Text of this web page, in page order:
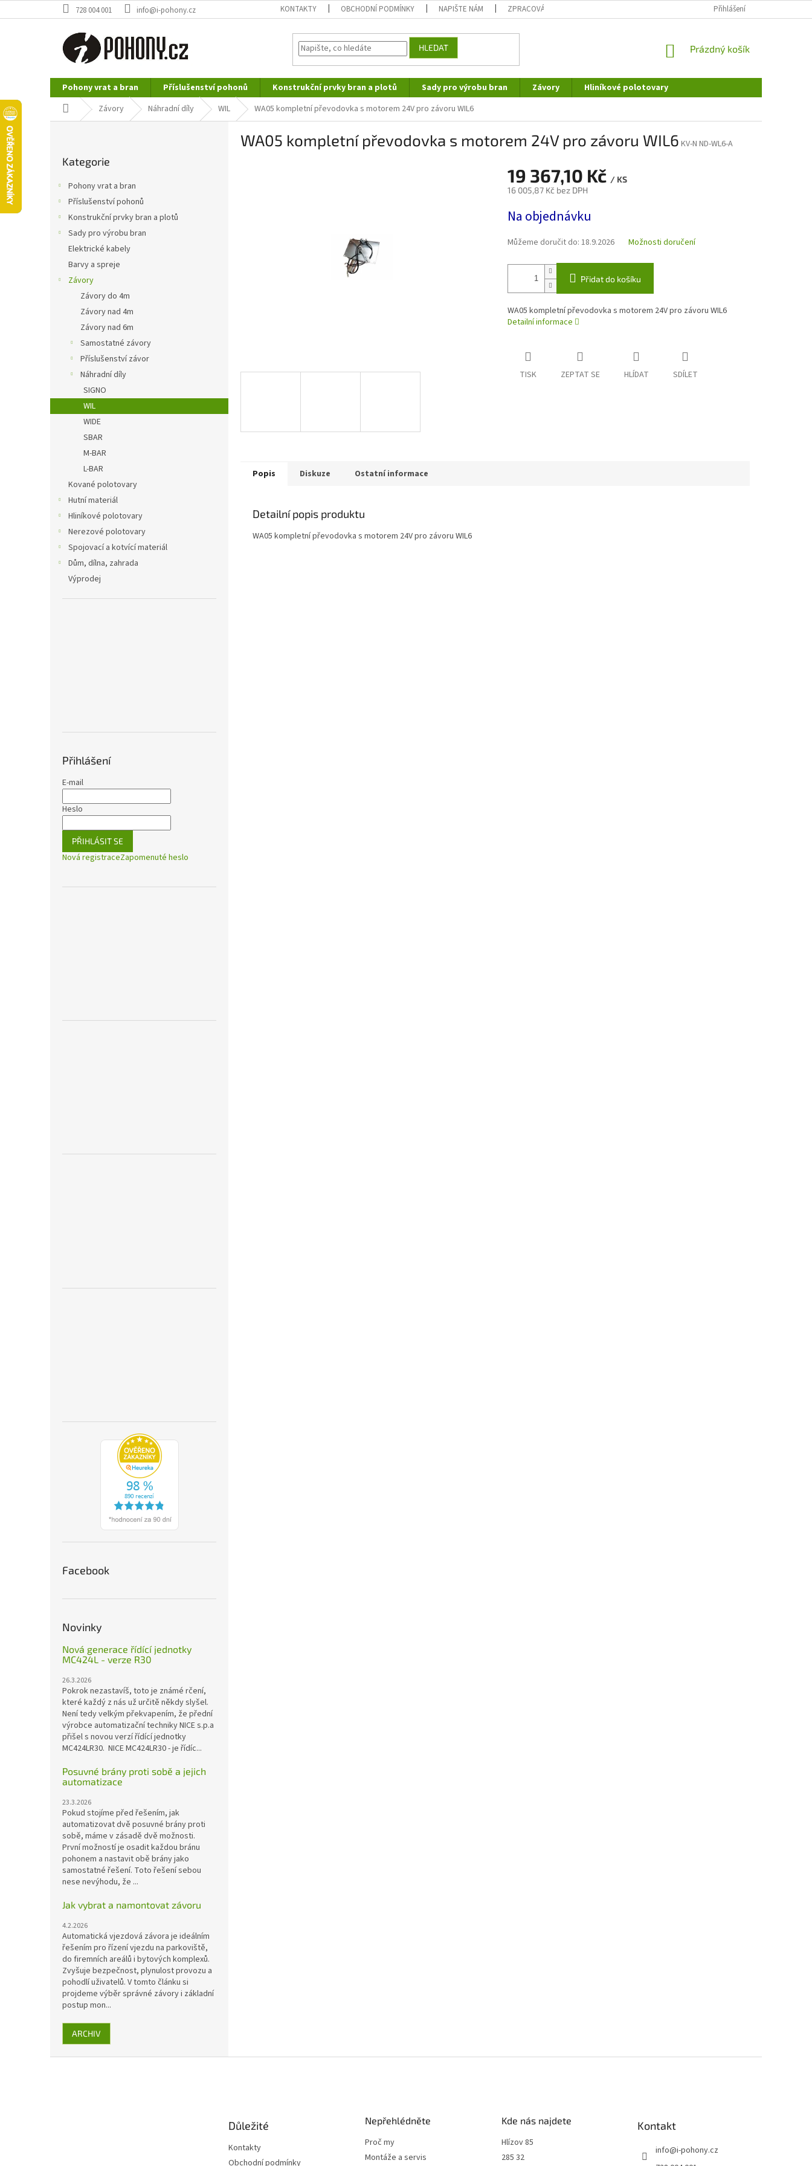
na
728 004 001 info@i-pohony.cz KONTAKTY OBCHODNÍ PODMÍNKY NAPIŠTE NÁM ZPRACOVÁNÍ OSOBNÍCH ÚDAJŮ REKLAMAČNÍ ŘÁD
Přihlášení
HLEDAT
NÁKUPNÍ
Prázdný košík
Pohony vrat a bran Příslušenství pohonů Konstrukční prvky bran a plotů Sady pro výrobu bran Závory
Hliníkové polotovary
Nerezové polotovary
Hutní materiál
Domů Závory Náhradní díly WIL WA05 kompletní převodovka s motorem 24V pro závoru WIL6
kategorie
Kategorie
Pohony vrat a bran
Příslušenství pohonů
Konstrukční prvky bran a plotů
Sady pro výrobu bran
Elektrické kabely
Barvy a spreje
Závory
Závory do 4m
Závory nad 4m
Závory nad 6m
Samostatné závory
Příslušenství závor
Náhradní díly
SIGNO
WIL
WIDE
SBAR
M-BAR
L-BAR
Kované polotovary
Hutní materiál
Hliníkové polotovary
Nerezové polotovary
Spojovací a kotvící materiál
Dům, dílna, zahrada
Výprodej
Přihlášení
E-mail
Heslo
PŘIHLÁSIT SE
Nová registraceZapomenuté heslo
Facebook
Novinky
Nová generace řídící jednotky
MC424L - verze R30
26.3.2026
Pokrok nezastavíš, toto je známé rčení,
které každý z nás už určitě někdy slyšel.
Není tedy velkým překvapením, že přední
výrobce automatizační techniky NICE s.p.a
přišel s novou verzí řídící jednotky
MC424LR30. NICE MC424LR30 - je řídíc...
Posuvné brány proti sobě a jejich
automatizace
23.3.2026
Pokud stojíme před řešením, jak
automatizovat dvě posuvné brány proti
sobě, máme v zásadě dvě možnosti.
První možností je osadit každou bránu
pohonem a nastavit obě brány jako
samostatné řešení. Toto řešení sebou
nese nevýhodu, že ...
Jak vybrat a namontovat závoru
4.2.2026
Automatická vjezdová závora je ideálním
řešením pro řízení vjezdu na parkoviště,
do firemních areálů i bytových komplexů.
Zvyšuje bezpečnost, plynulost provozu a
pohodlí uživatelů. V tomto článku si
projdeme výběr správné závory i základní
postup mon...
ARCHIV
WA05 kompletní převodovka s motorem 24V pro závoru WIL6 KV-N ND-WL6-A
19 367,10 Kč / KS
16 005,87 Kč bez DPH
cena:
Na objednávku
Můžeme doručit do: 18.9.2026 Možnosti doručení
Přidat do košíku
WA05 kompletní převodovka s motorem 24V pro závoru WIL6
Detailní informace
TISK ZEPTAT SE HLÍDAT SDÍLET
Popis Diskuze Ostatní informace
Detailní popis produktu
WA05 kompletní převodovka s motorem 24V pro závoru WIL6
Důležité
Kontakty
Obchodní podmínky
Nepřehlédněte
Proč my
Montáže a servis
Kde nás najdete
Hlízov 85
285 32
Kontakt
info@i-pohony.cz